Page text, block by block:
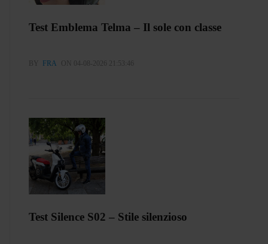
Test Emblema Telma – Il sole con classe
BY FRA ON 04-08-2026 21:53:46
Test Silence S02 – Stile silenzioso